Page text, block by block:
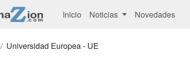
Inicio Noticias Novedades
Universidad Europea - UE